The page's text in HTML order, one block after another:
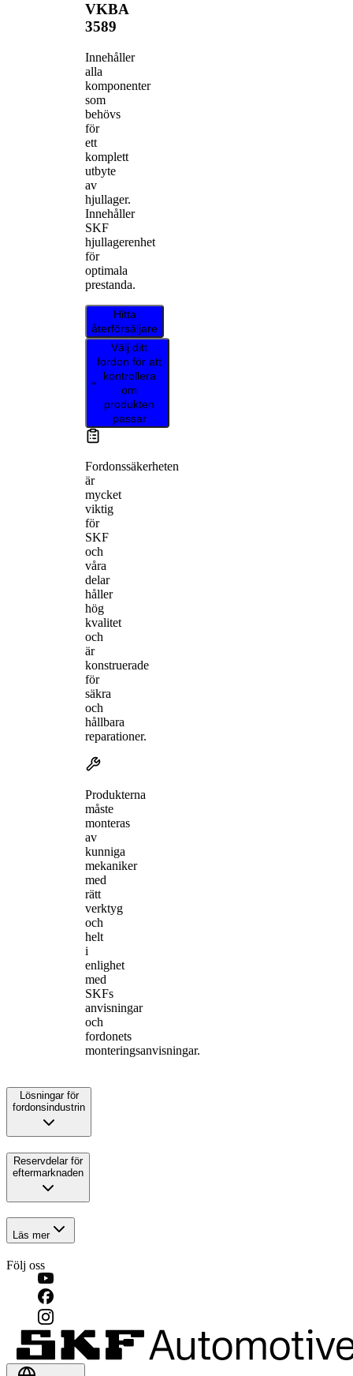
VKBA
3589
Innehåller
alla
komponenter
som
behövs
för
ett
komplett
utbyte
av
hjullager.
Innehåller
SKF
hjullagerenhet
för
optimala
prestanda.
Hitta
återförsäljare
Välj ditt
fordon för att
kontrollera
om
produkten
passar
Fordonssäkerheten
är
mycket
viktig
för
SKF
och
våra
delar
håller
hög
kvalitet
och
är
konstruerade
för
säkra
och
hållbara
reparationer.
Produkterna
måste
monteras
av
kunniga
mekaniker
med
rätt
verktyg
och
helt
i
enlighet
med
SKFs
anvisningar
och
fordonets
monteringsanvisningar.
Lösningar för
fordonsindustrin
Reservdelar för
eftermarknaden
Läs mer
Följ oss